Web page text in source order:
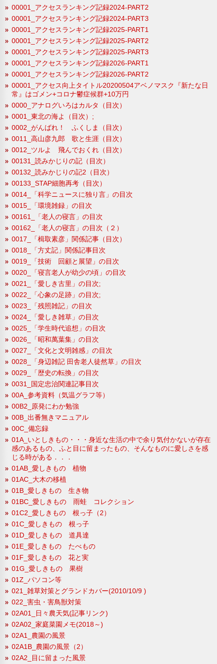
00001_アクセスランキング記録2024-PART2
00001_アクセスランキング記録2024-PART3
00001_アクセスランキング記録2025-PART1
00001_アクセスランキング記録2025-PART2
00001_アクセスランキング記録2025-PART3
00001_アクセスランキング記録2026-PART1
00001_アクセスランキング記録2026-PART2
00001_アクセス向上タイトル20200504アベノマスク『新たな日
常』はゴメン+コロナ鬱症候群+10万円
0000_アナログいろはカルタ（目次）
0001_東北の海よ（目次）;
0002_がんばれ！ ふくしま（目次）
0011_高山彦九郎 歌と生涯（目次）
0012_ツルよ 飛んでおくれ（目次）
00131_読みかじりの記（目次）
00132_読みかじりの記2（目次）
00133_STAP細胞再考（目次）
0014_「科学ニュースに独り言」の目次
0015_「環境雑録」の目次
00161_「老人の寝言」の目次
00162_「老人の寝言」の目次（２）
0017_「楫取素彦」関係記事（目次）
0018_「方丈記」関係記事目次
0019_「技術 回顧と展望」の目次
0020_「寝言老人が幼少の頃」の目次
0021_「愛しき古里」の目次;
0022_「心象の足跡」の目次;
0023_「残照雑記」の目次
0024_「愛しき雑草」の目次
0025_「学生時代追想」の目次
0026_「昭和萬葉集」の目次
0027_「文化と文明雑感」の目次
0028_「身辺雑記 田舎老人徒然草」の目次
0029_「歴史の転換」の目次
0031_国定忠治関連記事目次
00A_参考資料（気温グラフ等）
00B2_原発にわか勉強
00B_出番無きマニュアル
00C_備忘録
01A_いとしきもの・・・身近な生活の中で余り気付かないが存在
感のあるもの、ふと目に留まったもの、そんなものに愛しさを感
じる時がある．．．
01AB_愛しきもの 植物
01AC_大木の移植
01B_愛しきもの 生き物
01BC_愛しきもの 雨蛙 コレクション
01C2_愛しきもの 根っ子（2）
01C_愛しきもの 根っ子
01D_愛しきもの 道具達
01E_愛しきもの たべもの
01F_愛しきもの 花と実
01G_愛しきもの 果樹
01Z_パソコン等
021_雑草対策とグランドカバー(2010/10/9 )
022_害虫・害鳥獣対策
02A01_日々農天気(記事リンク)
02A02_家庭菜園メモ(2018～)
02A1_農園の風景
02A1B_農園の風景（2）
02A2_目に留まった風景